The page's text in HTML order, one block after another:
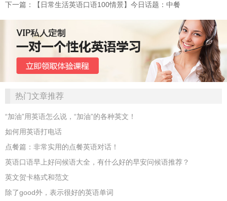
下一篇：【日常生活英语口语100情景】今日话题：中餐
热门文章推荐
“加油”用英语怎么说，“加油”的各种英文！
如何用英语打电话
点餐篇：非常实用的点餐英语对话！
英语口语早上好问候语大全，有什么好的早安问候语推荐？
英文贺卡格式和范文
除了good外，表示很好的英语单词